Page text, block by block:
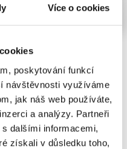
Více o cookies
poskytování funkcí
návštěvnosti využíváme
jak náš web používáte,
a analýzy. Partneři
dalšími informacemi,
získali v důsledku toho,